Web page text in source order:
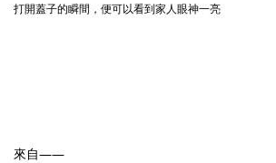
打開蓋子的瞬間，便可以看到家人眼神一亮
來自——